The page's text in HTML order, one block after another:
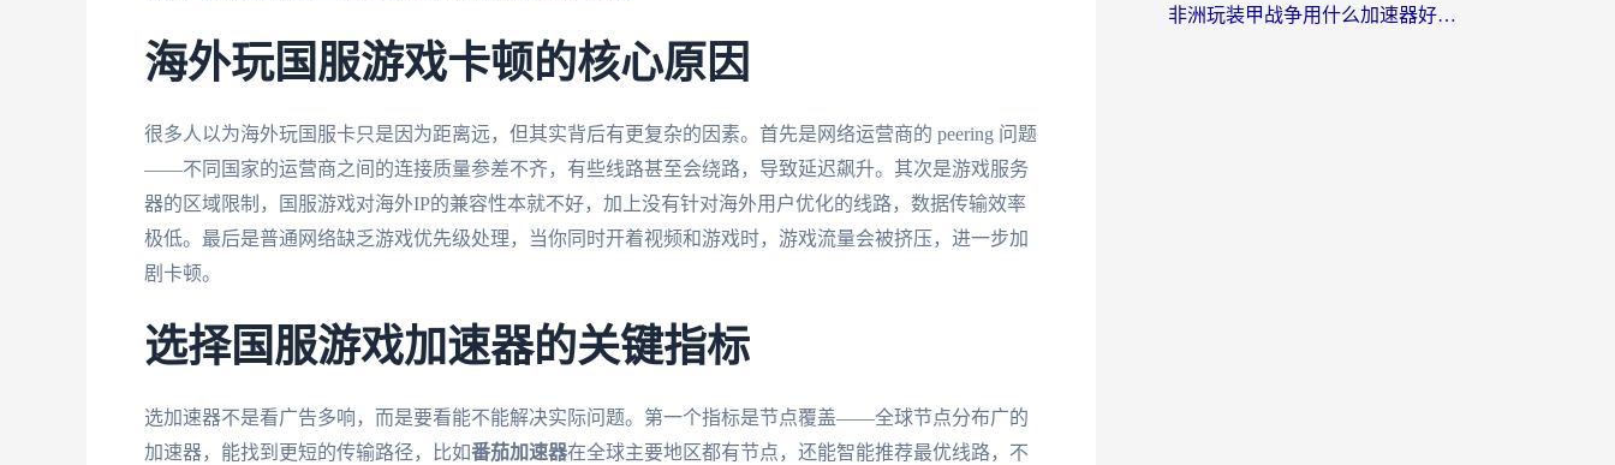
海外玩国服游戏卡顿的核心原因
很多人以为海外玩国服卡只是因为距离远，但其实背后有更复杂的因素。首先是网络运营商的 peering 问题
——不同国家的运营商之间的连接质量参差不齐，有些线路甚至会绕路，导致延迟飙升。其次是游戏服务
器的区域限制，国服游戏对海外IP的兼容性本就不好，加上没有针对海外用户优化的线路，数据传输效率
极低。最后是普通网络缺乏游戏优先级处理，当你同时开着视频和游戏时，游戏流量会被挤压，进一步加
剧卡顿。
选择国服游戏加速器的关键指标
选加速器不是看广告多响，而是要看能不能解决实际问题。第一个指标是节点覆盖——全球节点分布广的
加速器，能找到更短的传输路径，比如番茄加速器在全球主要地区都有节点，还能智能推荐最优线路，不
非洲玩装甲战争用什么加速器好？海外党亲测有效的国服游戏加速方案